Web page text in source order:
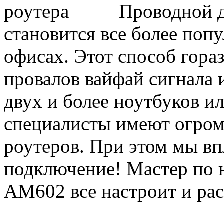
Проводной
становится все более
офисах. Этот способ
провалов вайфай
двух и более ноутбуков
специалисты имеют
роутеров. При этом мы
подключение! Мастер по
AM602 все настроит и